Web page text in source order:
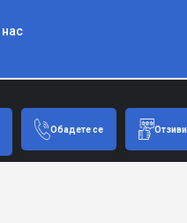
Обадете се Отзиви